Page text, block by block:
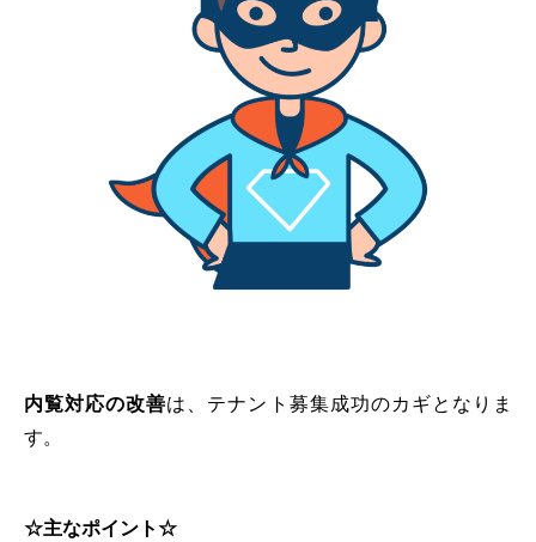
内覧対応の改善は、テナント募集成功のカギとなりま
す。
☆主なポイント☆